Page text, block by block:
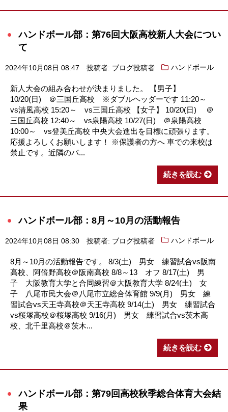
ハンドボール部：第76回大阪高校新人大会につい
て
2024年10月08日 08:47 投稿者: ブログ投稿者 ハンドボール
新人大会の組み合わせが決まりました。 【男子】
10/20(日) ＠三国丘高校 ※ダブルヘッダーです 11:20～
vs清風高校 15:20～ vs三国丘高校 【女子】 10/20(日) ＠
三国丘高校 12:40～ vs泉陽高校 10/27(日) ＠泉陽高校
10:00～ vs登美丘高校 中央大会進出を目標に頑張ります。
応援よろしくお願いします！ ※保護者の方へ 車での来校は
禁止です。近隣のパ...
続きを読む
ハンドボール部：8月～10月の活動報告
2024年10月08日 08:30 投稿者: ブログ投稿者 ハンドボール
8月～10月の活動報告です。 8/3(土) 男女 練習試合vs阪南
高校、阿倍野高校＠阪南高校 8/8～13 オフ 8/17(土) 男
子 大阪教育大学と合同練習＠大阪教育大学 8/24(土) 女
子 八尾市民大会＠八尾市立総合体育館 9/9(月) 男女 練
習試合vs天王寺高校＠天王寺高校 9/14(土) 男女 練習試合
vs桜塚高校＠桜塚高校 9/16(月) 男女 練習試合vs茨木高
校、北千里高校＠茨木...
続きを読む
ハンドボール部：第79回高校秋季総合体育大会結
果